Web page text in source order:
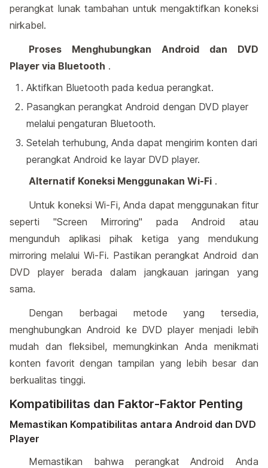
perangkat lunak tambahan untuk mengaktifkan koneksi
nirkabel.
Proses Menghubungkan Android dan DVD
Player via Bluetooth .
Aktifkan Bluetooth pada kedua perangkat.
Pasangkan perangkat Android dengan DVD player
melalui pengaturan Bluetooth.
Setelah terhubung, Anda dapat mengirim konten dari
perangkat Android ke layar DVD player.
Alternatif Koneksi Menggunakan Wi-Fi .
Untuk koneksi Wi-Fi, Anda dapat menggunakan fitur
seperti "Screen Mirroring" pada Android atau
mengunduh aplikasi pihak ketiga yang mendukung
mirroring melalui Wi-Fi. Pastikan perangkat Android dan
DVD player berada dalam jangkauan jaringan yang
sama.
Dengan berbagai metode yang tersedia,
menghubungkan Android ke DVD player menjadi lebih
mudah dan fleksibel, memungkinkan Anda menikmati
konten favorit dengan tampilan yang lebih besar dan
berkualitas tinggi.
Kompatibilitas dan Faktor-Faktor Penting
Memastikan Kompatibilitas antara Android dan DVD
Player
Memastikan bahwa perangkat Android Anda